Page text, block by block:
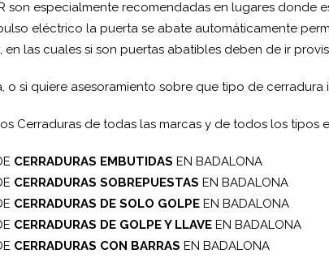
son especialmente recomendadas en lugares
eléctrico la puerta se abate automáticamente
en las cuales si son puertas abatibles deben de ir
o si quiere asesoramiento sobre que tipo de
Cerraduras de todas las marcas y de todos los tipos
CERRADURAS EMBUTIDAS EN BADALONA
CERRADURAS SOBREPUESTAS EN BADALONA
CERRADURAS DE SOLO GOLPE EN BADALONA
CERRADURAS DE GOLPE Y LLAVE EN BADALONA
CERRADURAS CON BARRAS EN BADALONA